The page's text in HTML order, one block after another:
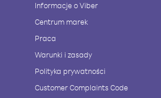
Informacje o Viber
Centrum marek
Praca
Warunki i zasady
Polityka prywatności
Customer Complaints Code